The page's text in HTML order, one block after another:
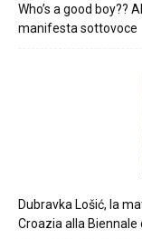
Who’s a good boy??
manifesta sottovoce
Dubravka Lošić, la
Croazia alla Biennale